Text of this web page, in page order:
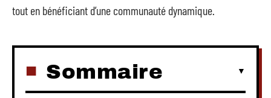
tout en bénéficiant d’une communauté dynamique.
Sommaire